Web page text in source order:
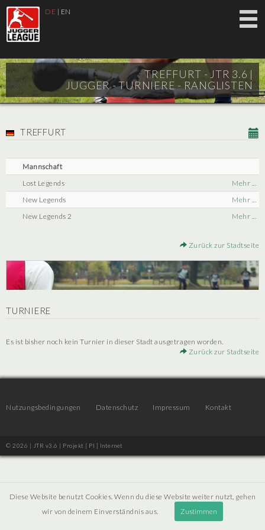
DE | EN
TREFFURT - JTR 3.6 |
JUGGER - TURNIERE - RANGLISTEN
TREFFURT
Mannschaft
Lost Legends
Mehr ...
New Legends
Mehr ...
New Legends 2
Mehr ...
Zurück zur Stadtseite
TURNIERE
Es ist bisher noch kein Turnier in dieser Stadt ausgetragen worden.
Zurück zur Stadtseite
Nutzungsbedingungen Datenschutz Impressum Kontakt
© 2026 | JTR v3.6 | Projekt [ PI ] Internet
Diese Website benutzt Cookies. Wenn du diese Website weiter nutzt, gehen
wir von deinem Einverständnis aus.
Zustimmen